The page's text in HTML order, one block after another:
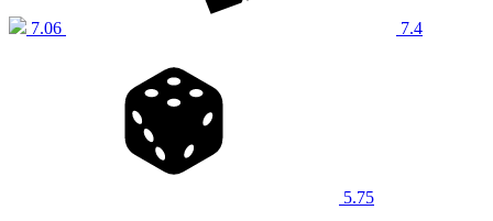
7.06 7.4
5.75